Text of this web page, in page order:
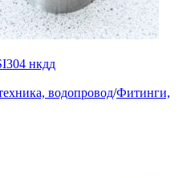
нкдд
водопровод/Фитинги,